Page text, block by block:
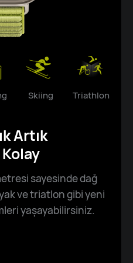
Artık
sayesinde dağ
ve triatlon gibi yeni
yaşayabilirsiniz.
Skiing Triathlon